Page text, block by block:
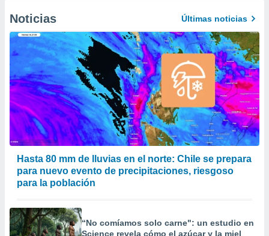
Noticias Últimas noticias
Hasta 80 mm de lluvias en el norte: Chile se prepara
para nuevo evento de precipitaciones, riesgoso
para la población
“No comíamos solo carne": un estudio en
Science revela cómo el azúcar y la miel